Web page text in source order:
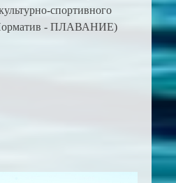
спортивного
- ПЛАВАНИЕ)